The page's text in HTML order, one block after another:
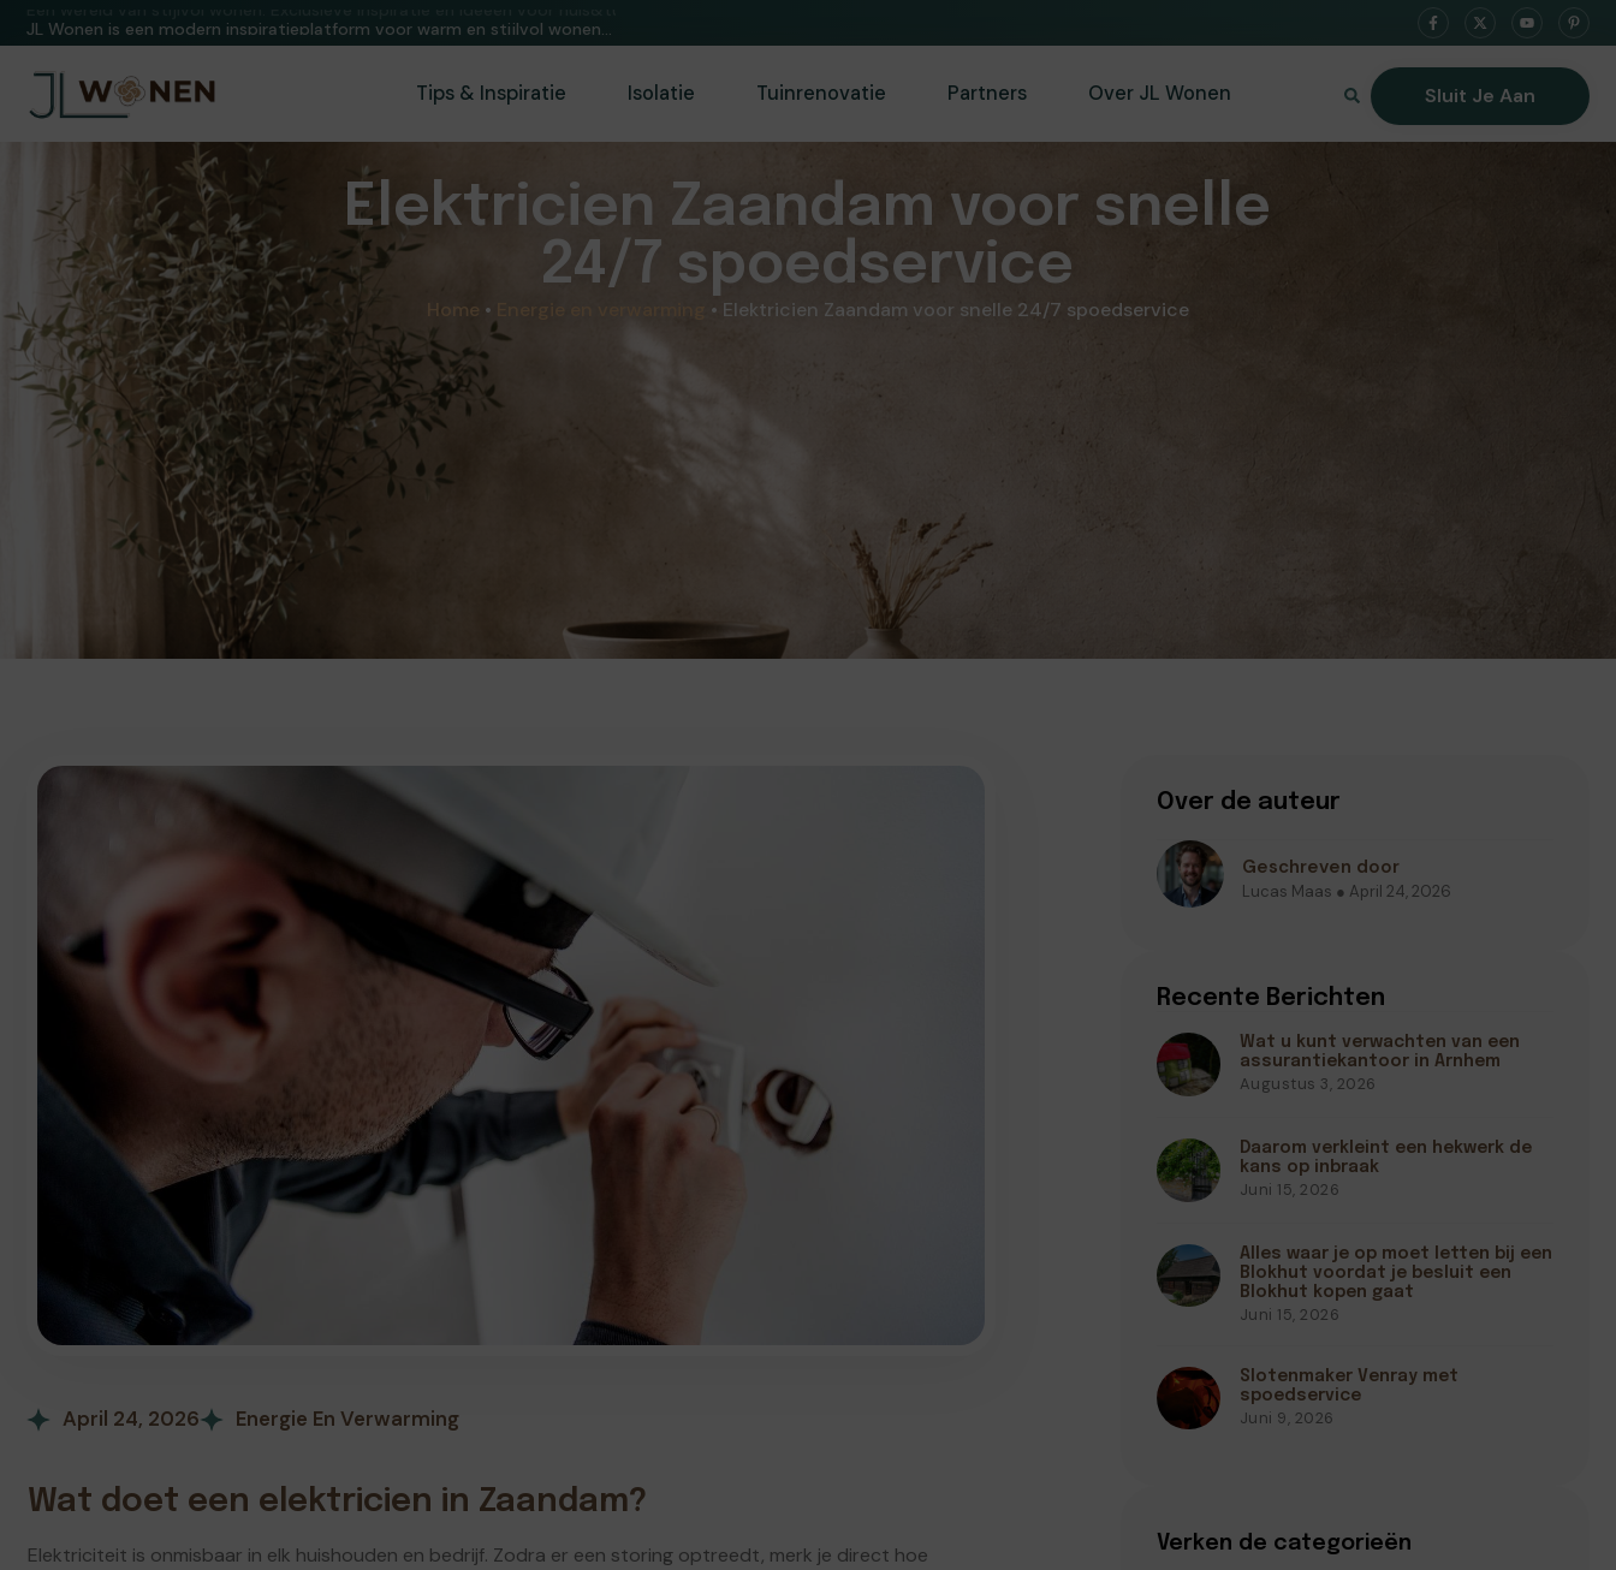
Een wereld van stijlvol wonen. Exclusieve inspiratie en ideeën voor huis&tuin.
Tips & Inspiratie Isolatie Tuinrenovatie Partners Over JL Wonen Sluit Je Aan
Elektricien Zaandam voor snelle
24/7 spoedservice
Home • • Elektricien Zaandam voor snelle 24/7 spoedservice
April 24, 2026 Energie En Verwarming
Wat doet een elektricien in Zaandam?
Elektriciteit is onmisbaar in elk huishouden en bedrijf. Zodra er een storing optreedt, merk je direct hoe
Over de auteur
Geschreven door
Lucas Maas ● April 24, 2026
Recente Berichten
Wat u kunt verwachten van een
assurantiekantoor in Arnhem
Augustus 3, 2026
Daarom verkleint een hekwerk de
kans op inbraak
Juni 15, 2026
Alles waar je op moet letten bij een
Blokhut voordat je besluit een
Blokhut kopen gaat
Juni 15, 2026
Slotenmaker Venray met
spoedservice
Juni 9, 2026
Verken de categorieën